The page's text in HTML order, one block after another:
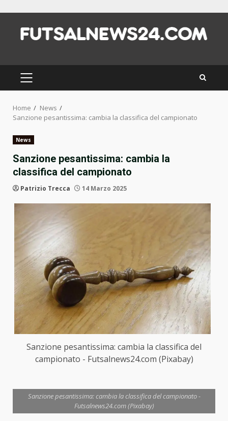
content
PRIMARY
MENU
Home
News
Sanzione pesantissima: cambia la classifica del campionato
News
Sanzione pesantissima: cambia la
classifica del campionato
Patrizio Trecca 14 Marzo 2025
Sanzione pesantissima: cambia la classifica del
campionato - Futsalnews24.com (Pixabay)
Sanzione pesantissima: cambia la classifica del campionato -
Futsalnews24.com (Pixabay)